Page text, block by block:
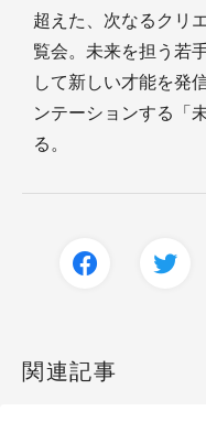
超えた、次なるクリ
覧会。未来を担う若
して新しい才能を発
ンテーションする「
る。
関連記事